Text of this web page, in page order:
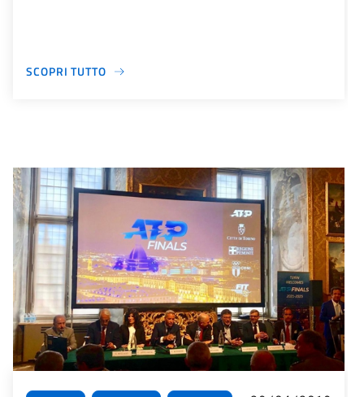
SCOPRI TUTTO